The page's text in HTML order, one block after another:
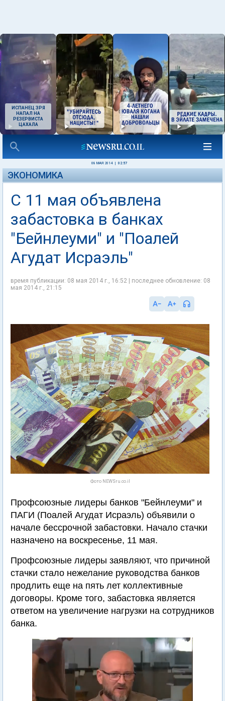
ИСПАНЕЦ ЗРЯ
НАПАЛ НА
РЕЗЕРВИСТА
ЦАХАЛА
08 МАЯ 2014 02:57
ЭКОНОМИКА
С 11 мая объявлена
забастовка в банках
"Бейнлеуми" и "Поалей
Агудат Исраэль"
время публикации: 08 мая 2014 г., 16:52 | последнее обновление: 08
мая 2014 г., 21:15
Фото NEWSru.co.il
Профсоюзные лидеры банков "Бейнлеуми" и
ПАГИ (Поалей Агудат Исраэль) объявили о
начале бессрочной забастовки. Начало стачки
назначено на воскресенье, 11 мая.
Профсоюзные лидеры заявляют, что причиной
стачки стало нежелание руководства банков
продлить еще на пять лет коллективные
договоры. Кроме того, забастовка является
ответом на увеличение нагрузки на сотрудников
банка.